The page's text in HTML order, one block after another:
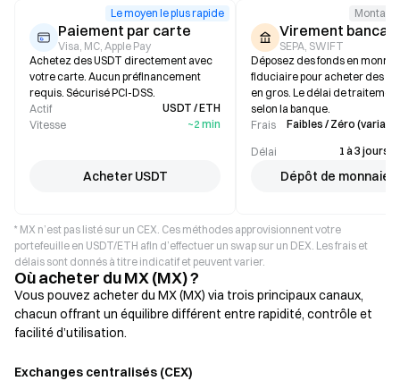
Le moyen le plus rapide
Paiement par carte
Visa, MC, Apple Pay
Achetez des USDT directement avec
votre carte. Aucun préfinancement
requis. Sécurisé PCI-DSS.
Actif
USDT / ETH
Vitesse
~2 min
Acheter USDT
Montant
Virement
SEPA, SWIFT
Déposez des fonds en
fiduciaire pour acheter des
en gros. Le délai de
selon la banque.
Frais
Faibles / Zéro
Délai 1 à 3 jours
Dépôt de monnaie
* MX n’est pas listé sur un CEX. Ces méthodes approvisionnent votre
portefeuille en USDT/ETH afin d’effectuer un swap sur un DEX. Les frais et
délais sont donnés à titre indicatif et peuvent varier.
Où acheter du MX (MX) ?
Vous pouvez acheter du MX (MX) via trois principaux canaux,
chacun offrant un équilibre différent entre rapidité, contrôle et
facilité d’utilisation.
Exchanges centralisés (CEX)